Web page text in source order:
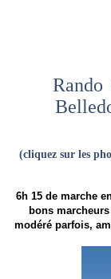
Rando
(cliquez sur les
6h 15 de marche
bons
modéré parfois,